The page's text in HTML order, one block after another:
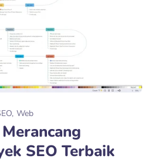
Web
SEO Terbaik